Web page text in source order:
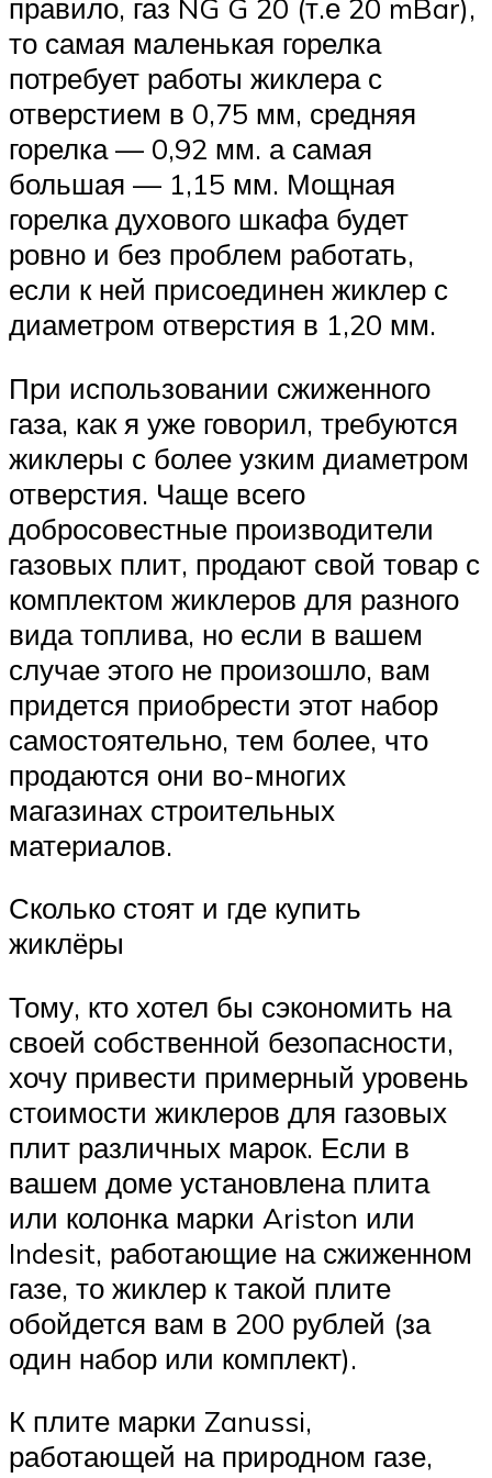
правило, газ NG G 20 (т.е 20 mBar),
то самая маленькая горелка
потребует работы жиклера с
отверстием в 0,75 мм, средняя
горелка — 0,92 мм. а самая
большая — 1,15 мм. Мощная
горелка духового шкафа будет
ровно и без проблем работать,
если к ней присоединен жиклер с
диаметром отверстия в 1,20 мм.
При использовании сжиженного
газа, как я уже говорил, требуются
жиклеры с более узким диаметром
отверстия. Чаще всего
добросовестные производители
газовых плит, продают свой товар с
комплектом жиклеров для разного
вида топлива, но если в вашем
случае этого не произошло, вам
придется приобрести этот набор
самостоятельно, тем более, что
продаются они во-многих
магазинах строительных
материалов.
Сколько стоят и где купить
жиклёры
Тому, кто хотел бы сэкономить на
своей собственной безопасности,
хочу привести примерный уровень
стоимости жиклеров для газовых
плит различных марок. Если в
вашем доме установлена плита
или колонка марки Ariston или
Indesit, работающие на сжиженном
газе, то жиклер к такой плите
обойдется вам в 200 рублей (за
один набор или комплект).
К плите марки Zanussi,
работающей на природном газе,